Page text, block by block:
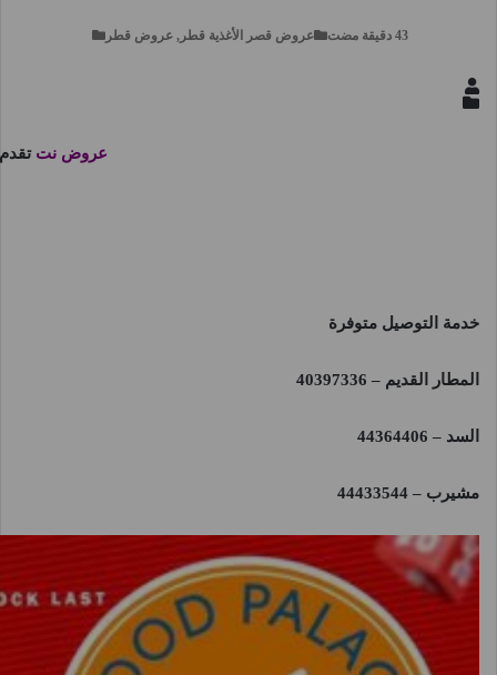
عروض قصر الأغذية قطر, عروض قطر
عروض نت
خدمة التوصيل متوفرة
المطار القديم – 40397336
السد – 44364406
مشيرب – 44433544